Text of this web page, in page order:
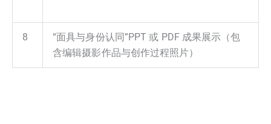
8
“面具与身份认同”PPT 或 PDF 成果展示（包
含编辑摄影作品与创作过程照片）